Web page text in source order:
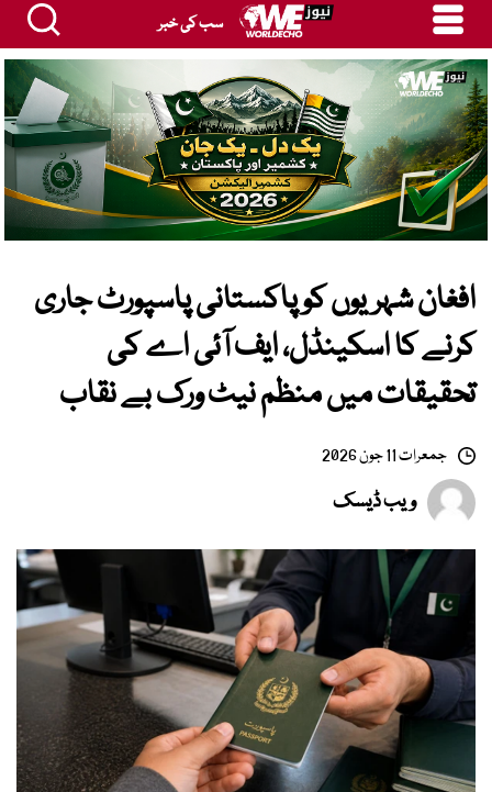
سب کی خبر
افغان شہریوں کو پاکستانی پاسپورٹ جاری
کرنے کا اسکینڈل، ایف آئی اے کی
تحقیقات میں منظم نیٹ ورک بے نقاب
جمعرات 11 جون 2026
ویب ڈیسک